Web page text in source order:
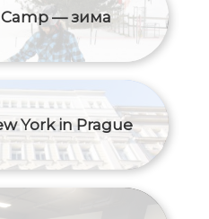
Camp — зима
York in Prague